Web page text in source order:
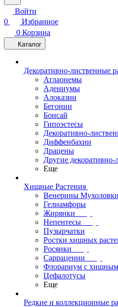
Войти
0
Избранное
0 Корзина
Каталог
Декоративно-лиственные
Аглаонемы
Адениумы
Алоказии
Бегонии
Бонсай
Гипоэстесы
Декоративно-
Диффенбахии
Драцены
Другие декоративно-
Еще
Хищные Растения
Венерины Мухоловки
Гелиамфоры
Жирянки
Непентесы
Пузырчатки
Ростки хищных
Росянки
Саррацении
Флорариум с
Цефалотусы
Еще
Редкие и коллекционные